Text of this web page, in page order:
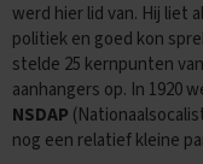
e
f
e
n
e
x
werd hier lid van. Hij liet
politiek en goed kon
stelde 25 kernpunten
aanhangers op. In 1920
NSDAP
nog een relatief kleine